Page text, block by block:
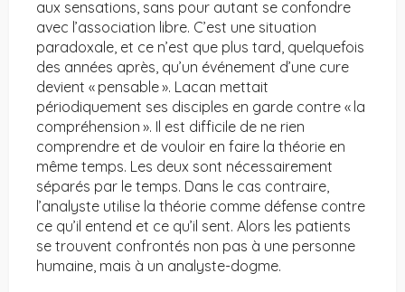
aux sensations, sans pour autant se confondre
avec l’association libre. C’est une situation
paradoxale, et ce n’est que plus tard, quelquefois
des années après, qu’un événement d’une cure
devient « pensable ». Lacan mettait
périodiquement ses disciples en garde contre « la
compréhension ». Il est difficile de ne rien
comprendre et de vouloir en faire la théorie en
même temps. Les deux sont nécessairement
séparés par le temps. Dans le cas contraire,
l’analyste utilise la théorie comme défense contre
ce qu’il entend et ce qu’il sent. Alors les patients
se trouvent confrontés non pas à une personne
humaine, mais à un analyste-dogme.